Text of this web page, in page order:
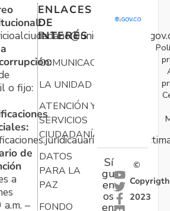
o fijo:
de
a
–
ENLACES
DE
INTERÉS
COMUNICACIONES
LA UNIDAD
ATENCIÓN Y
SERVICIOS
CIUDADANÍA
DATOS
PARA LA
PAZ
FONDO
Sí
gu
en
os
en:
©
Copyrigth
2023